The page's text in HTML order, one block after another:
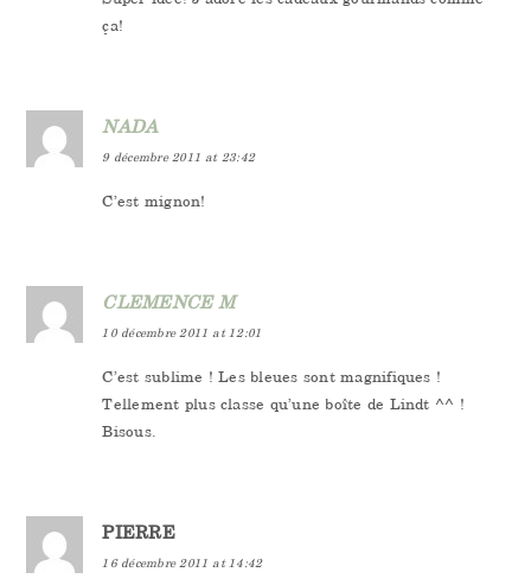
ça!
NADA
9 décembre 2011 at 23:42
C’est mignon!
CLEMENCE M
10 décembre 2011 at 12:01
C’est sublime ! Les bleues sont magnifiques !
Tellement plus classe qu’une boîte de Lindt ^^ !
Bisous.
PIERRE
16 décembre 2011 at 14:42